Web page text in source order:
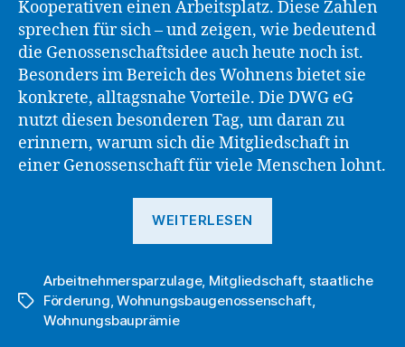
Kooperativen einen Arbeitsplatz. Diese Zahlen
sprechen für sich – und zeigen, wie bedeutend
die Genossenschaftsidee auch heute noch ist.
Besonders im Bereich des Wohnens bietet sie
konkrete, alltagsnahe Vorteile. Die DWG eG
nutzt diesen besonderen Tag, um daran zu
erinnern, warum sich die Mitgliedschaft in
einer Genossenschaft für viele Menschen lohnt.
WEITERLESEN
erinnert
zum
Schlagwörter
Arbeitnehmersparzulage, Mitgliedschaft, staatliche
Förderung ,Wohnungsbaugenossenschaft,
Wohnungsbauprämie